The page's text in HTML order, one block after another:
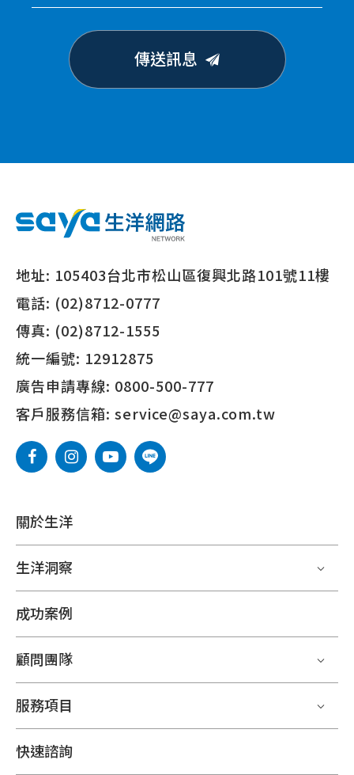
傳送訊息
地址: 105403台北市松山區復興北路101號11樓
電話: (02)8712-0777
傳真: (02)8712-1555
統一編號: 12912875
廣告申請專線: 0800-500-777
客戶服務信箱: service@saya.com.tw
關於生洋
生洋洞察
成功案例
顧問團隊
服務項目
快速諮詢